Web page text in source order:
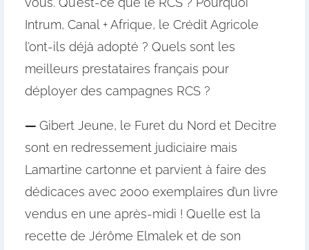
Intrum, Canal + Afrique, le Crédit Agricole
l’ont-ils déjà adopté ? Quels sont les
meilleurs prestataires français pour
déployer des campagnes RCS ?
— Gibert Jeune, le Furet du Nord et Decitre
sont en redressement judiciaire mais
Lamartine cartonne et parvient à faire des
dédicaces avec 2000 exemplaires d’un livre
vendus en une après-midi ! Quelle est la
recette de Jérôme Elmalek et de son